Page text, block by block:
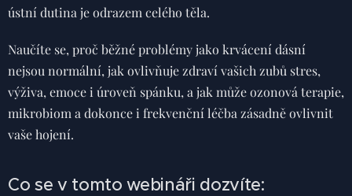
ústní dutina je odrazem celého těla.
Naučíte se, proč běžné problémy jako krvácení dásní
nejsou normální, jak ovlivňuje zdraví vašich zubů stres,
výživa, emoce i úroveň spánku, a jak může ozonová terapie,
mikrobiom a dokonce i frekvenční léčba zásadně ovlivnit
vaše hojení.
Co se v tomto webináři dozvíte: